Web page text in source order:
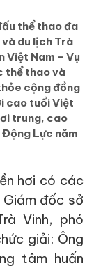
thể thao đa
du lịch Trà
Việt Nam - Vụ
thể thao và
cộng đồng
cao tuổi Việt
trung, cao
Lực năm
hơi có các
Giám đốc sở
Vinh, phó
giải; Ông
tâm huấn